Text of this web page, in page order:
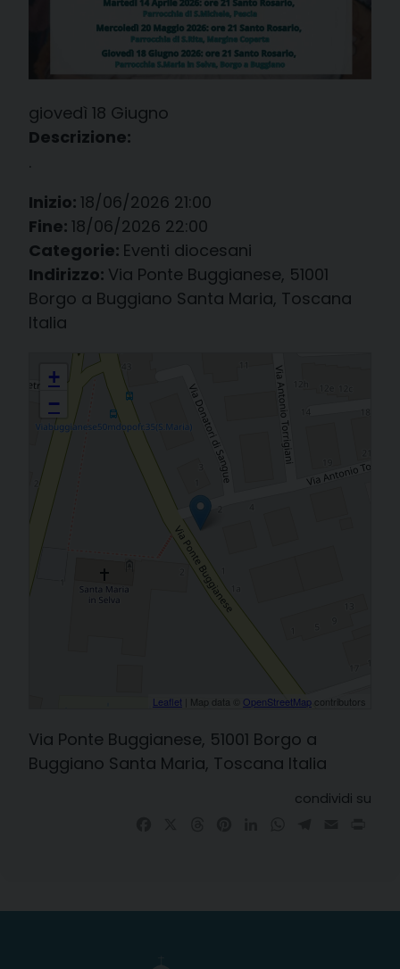
giovedì 18 Giugno
Descrizione:
.
Inizio: 18/06/2026 21:00
Fine: 18/06/2026 22:00
Categorie: Eventi diocesani
Indirizzo: Via Ponte Buggianese, 51001
Borgo a Buggiano Santa Maria, Toscana
Italia
Cammino diocesano per il riconoscimento delle Virtù Eroiche della
Serva di Dio Daniela Benedetti Spadoni ⸻
+
−
Leaflet | Map data © OpenStreetMap contributors
Via Ponte Buggianese, 51001 Borgo a
Buggiano Santa Maria, Toscana Italia
condividi su